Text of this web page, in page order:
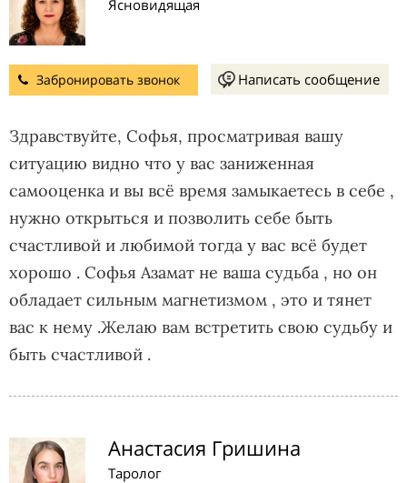
Ясновидящая
Забронировать звонок Написать сообщение
Здравствуйте, Софья, просматривая вашу
ситуацию видно что у вас заниженная
самооценка и вы всё время замыкаетесь в себе ,
нужно открыться и позволить себе быть
счастливой и любимой тогда у вас всё будет
хорошо . Софья Азамат не ваша судьба , но он
обладает сильным магнетизмом , это и тянет
вас к нему .Желаю вам встретить свою судьбу и
быть счастливой .
Анастасия Гришина
Таролог